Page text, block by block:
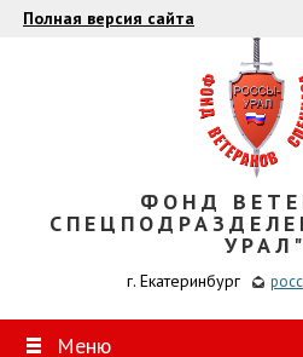
Полная версия сайта
ФОНД
УРАЛ"
г. Екатеринбург
Меню